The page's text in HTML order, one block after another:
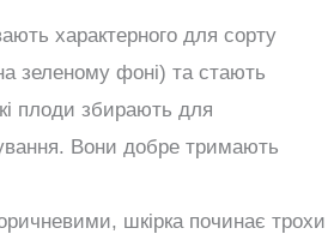
характерного для сорту
зеленому фоні) та стають
плоди збирають для
Вони добре тримають
шкірка починає трохи